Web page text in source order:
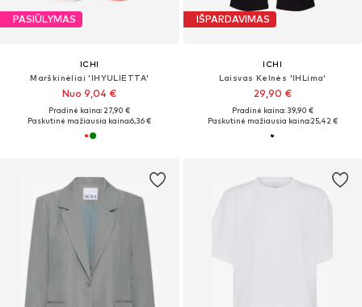
PASIŪLYMAS
ICHI
Marškinėliai 'IHYULIETTA'
Nuo 9,04 €
Pradinė kaina: 27,90 €
Paskutinė mažiausia kaina:6,36 €
IŠPARDAVIMAS
ICHI
Laisvas Kelnės 'IHLima'
29,90 €
Pradinė kaina: 39,90 €
Paskutinė mažiausia kaina:25,42 €